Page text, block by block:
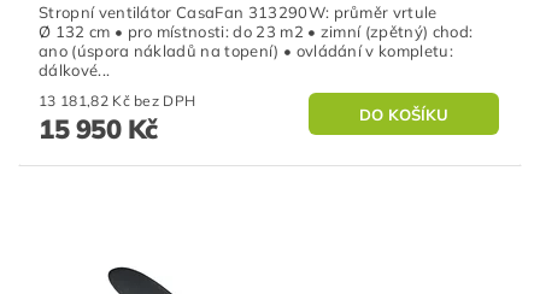
Stropní ventilátor CasaFan 313290W: průměr vrtule
Ø 132 cm • pro místnosti: do 23 m2 • zimní (zpětný) chod:
ano (úspora nákladů na topení) • ovládání v kompletu:
dálkové...
13 181,82 Kč bez DPH
15 950 Kč